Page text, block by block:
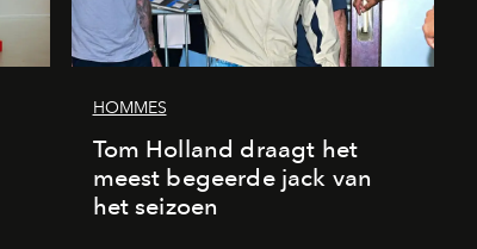
HOMMES
Tom Holland draagt het
meest begeerde jack van
het seizoen